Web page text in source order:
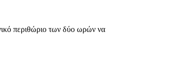
περιθώριο των δύο ωρών να